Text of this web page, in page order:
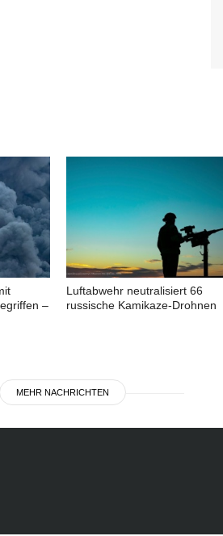
–
Luftabwehr neutralisiert 66
russische Kamikaze-Drohnen
MEHR NACHRICHTEN